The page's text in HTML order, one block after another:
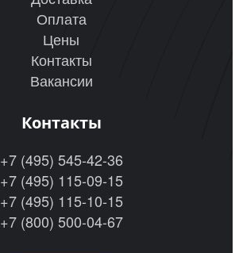
Оплата
Цены
Контакты
Вакансии
Контакты
+7 (495) 545-42-36
+7 (495) 115-09-15
+7 (495) 115-10-15
+7 (800) 500-04-67